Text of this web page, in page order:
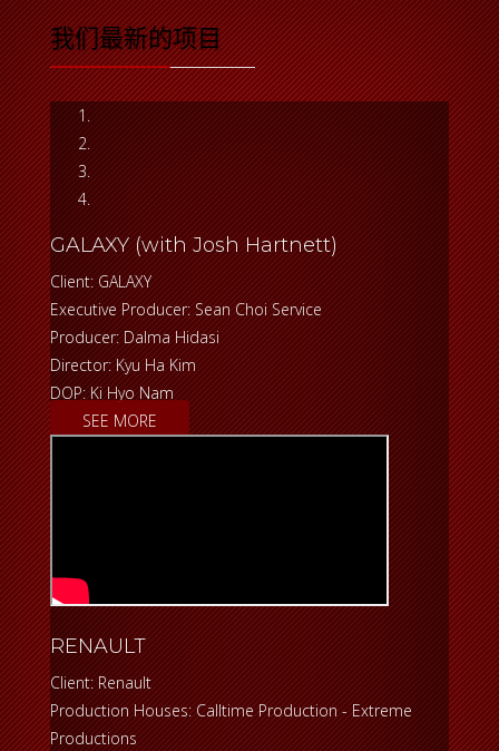
我们最新的项目
GALAXY (with Josh Hartnett)
Client: GALAXY
Executive Producer: Sean Choi Service
Producer: Dalma Hidasi
Director: Kyu Ha Kim
DOP: Ki Hyo Nam
SEE MORE
RENAULT
Client: Renault
Production Houses: Calltime Production - Extreme
Productions